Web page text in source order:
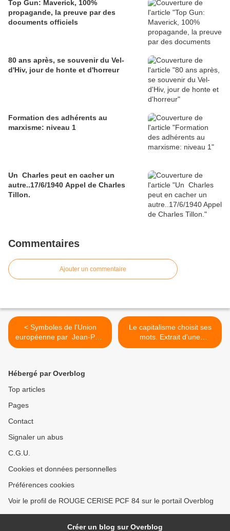
Top Gun: Maverick, 100%
propagande, la preuve par des
documents officiels
80 ans après, se souvenir du Vel-
d'Hiv, jour de honte et d'horreur
Formation des adhérents au
marxisme: niveau 1
Un Charles peut en cacher un
autre..17/6/1940 Appel de Charles
Tillon.
Commentaires
Ajouter un commentaire
< Symboles de l'Union
européenne par Jean-Paul
Lecoq, député communiste.
Le capitalisme choisit ses
mots. Extrait d'une
conférence gesticulée de
Hébergé par Overblog
Top articles
Pages
Contact
Signaler un abus
C.G.U.
Cookies et données personnelles
Préférences cookies
Voir le profil de ROUGE CERISE PCF 84 sur le portail Overblog
Créer un blog sur Overblog